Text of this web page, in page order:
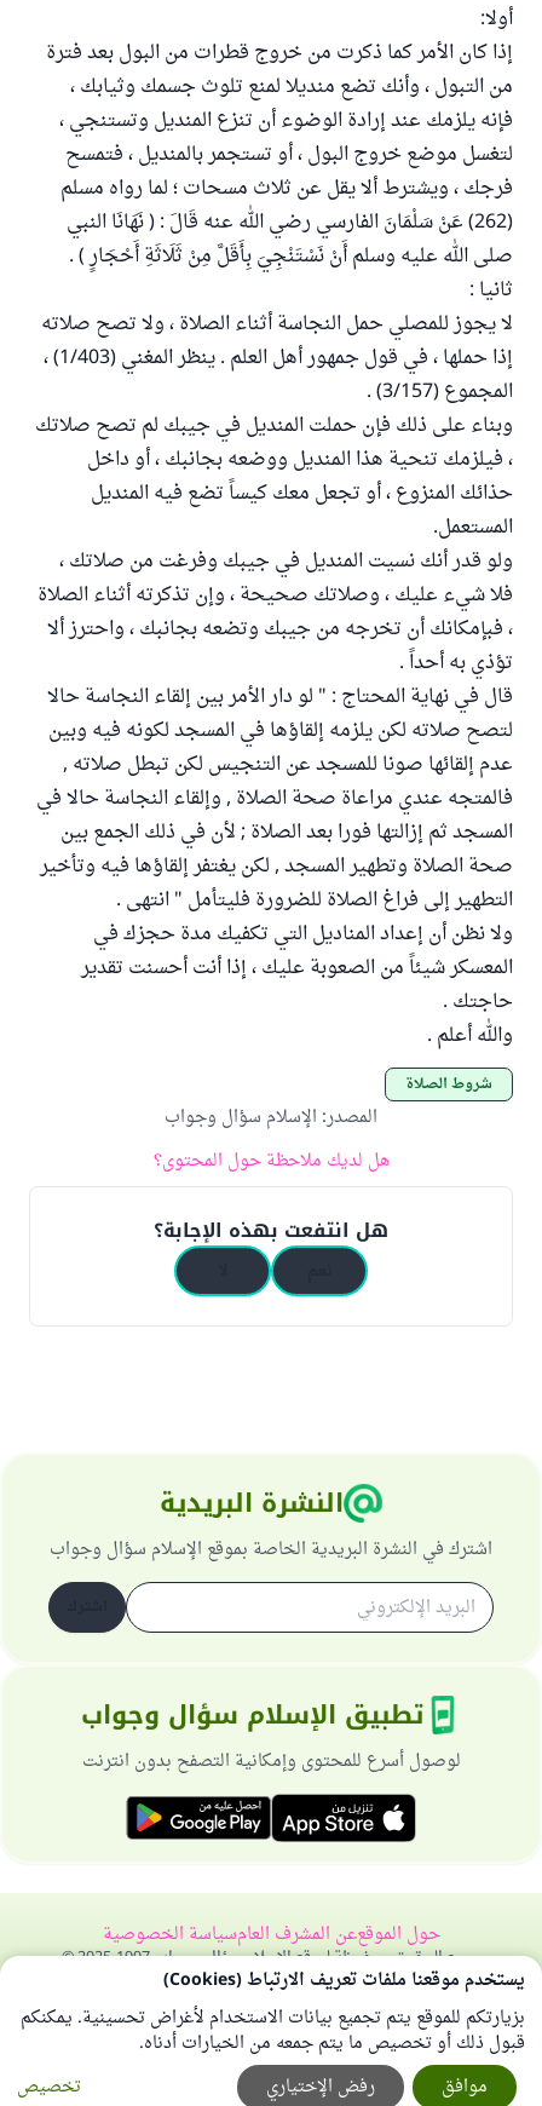
أولا:
إذا كان الأمر كما ذكرت من خروج قطرات من البول بعد فترة
من التبول ، وأنك تضع منديلا لمنع تلوث جسمك وثيابك ،
فإنه يلزمك عند إرادة الوضوء أن تنزع المنديل وتستنجي ،
لتغسل موضع خروج البول ، أو تستجمر بالمنديل ، فتمسح
فرجك ، ويشترط ألا يقل عن ثلاث مسحات ؛ لما رواه مسلم
(262) عَنْ سَلْمَانَ الفارسي رضي الله عنه قَالَ : ( نَهَانَا النبي
صلى الله عليه وسلم أَنْ نَسْتَنْجِيَ بِأَقَلَّ مِنْ ثَلَاثَةِ أَحْجَارٍ ) .
ثانيا :
لا يجوز للمصلي حمل النجاسة أثناء الصلاة ، ولا تصح صلاته
إذا حملها ، في قول جمهور أهل العلم . ينظر المغني (1/403) ،
المجموع (3/157) .
وبناء على ذلك فإن حملت المنديل في جيبك لم تصح صلاتك
، فيلزمك تنحية هذا المنديل ووضعه بجانبك ، أو داخل
حذائك المنزوع ، أو تجعل معك كيساً تضع فيه المنديل
المستعمل.
ولو قدر أنك نسيت المنديل في جيبك وفرغت من صلاتك ،
فلا شيء عليك ، وصلاتك صحيحة ، وإن تذكرته أثناء الصلاة
، فبإمكانك أن تخرجه من جيبك وتضعه بجانبك ، واحترز ألا
تؤذي به أحداً .
قال في نهاية المحتاج : " لو دار الأمر بين إلقاء النجاسة حالا
لتصح صلاته لكن يلزمه إلقاؤها في المسجد لكونه فيه وبين
عدم إلقائها صونا للمسجد عن التنجيس لكن تبطل صلاته ,
فالمتجه عندي مراعاة صحة الصلاة , وإلقاء النجاسة حالا في
المسجد ثم إزالتها فورا بعد الصلاة ; لأن في ذلك الجمع بين
صحة الصلاة وتطهير المسجد , لكن يغتفر إلقاؤها فيه وتأخير
التطهير إلى فراغ الصلاة للضرورة فليتأمل " انتهى .
ولا نظن أن إعداد المناديل التي تكفيك مدة حجزك في
المعسكر شيئاً من الصعوبة عليك ، إذا أنت أحسنت تقدير
حاجتك .
والله أعلم .
شروط الصلاة
المصدر: الإسلام سؤال وجواب
هل لديك ملاحظة حول المحتوى؟
هل انتفعت بهذه الإجابة؟
النشرة البريدية
اشترك في النشرة البريدية الخاصة بموقع الإسلام سؤال وجواب
تطبيق الإسلام سؤال وجواب
لوصول أسرع للمحتوى وإمكانية التصفح بدون انترنت
حول الموقععن المشرف العامسياسة الخصوصية
جميع الحقوق محفوظة لموقع الإسلام سؤال وجواب 1997-2025 ©
يستخدم موقعنا ملفات تعريف الارتباط (Cookies)
بزيارتكم للموقع يتم تجميع بيانات الاستخدام لأغراض تحسينية. يمكنكم
قبول ذلك أو تخصيص ما يتم جمعه من الخيارات أدناه.
تخصيص
رفض الإختياري موافق